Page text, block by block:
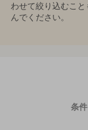
わせて絞り込むこ
んでください。
条